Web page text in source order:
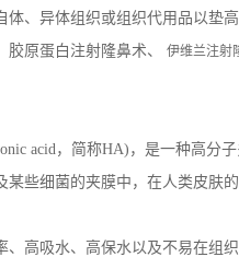
异体组织或组织代用品以垫
原蛋白注射隆鼻术、 伊维兰注射
acid，简称HA)，是一种高分
某些细菌的夹膜中，在人类皮肤
吸水、高保水以及不易在组